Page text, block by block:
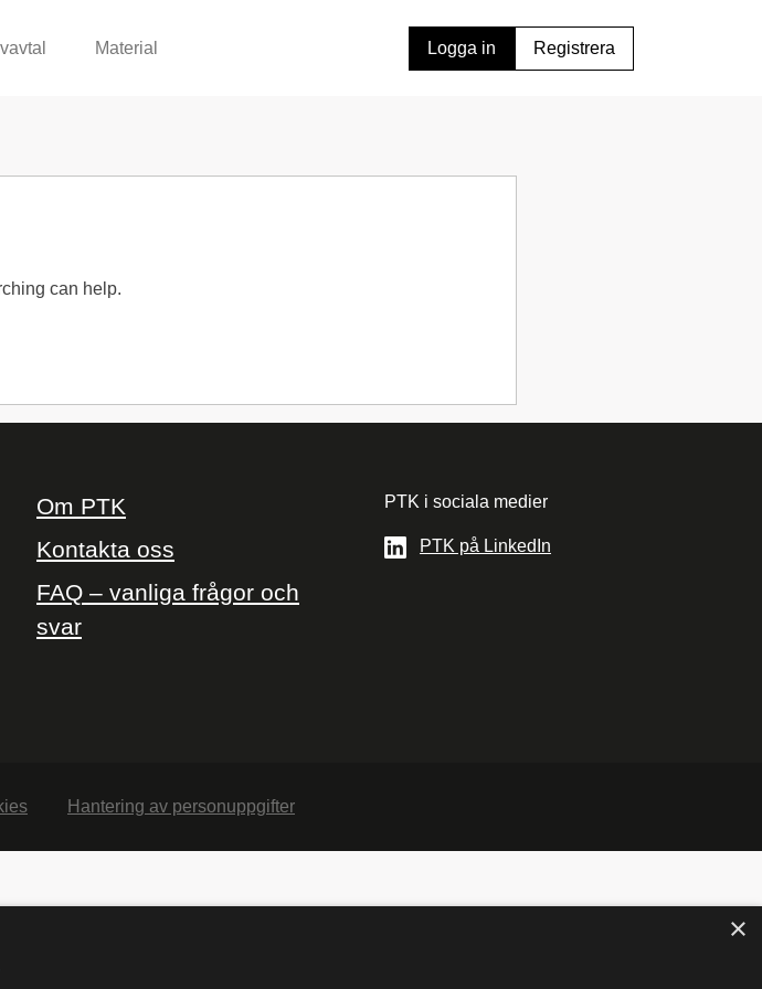
Material Logga in Registrera
can help.
Om PTK
Kontakta oss
FAQ – vanliga frågor och
svar
PTK i sociala medier
PTK på LinkedIn
Hantering av personuppgifter
×